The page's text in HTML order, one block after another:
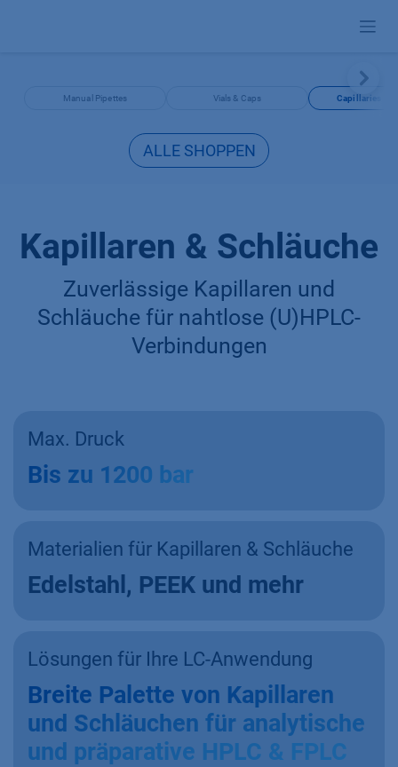
Manual Pipettes Vials & Caps Capillaries &
ALLE SHOPPEN
Kapillaren & Schläuche
Zuverlässige Kapillaren und
Schläuche für nahtlose (U)HPLC-
Verbindungen
Max. Druck
Bis zu 1200 bar
Materialien für Kapillaren & Schläuche
Edelstahl, PEEK und mehr
Lösungen für Ihre LC-Anwendung
Breite Palette von Kapillaren
und Schläuchen für analytische
und präparative HPLC & FPLC